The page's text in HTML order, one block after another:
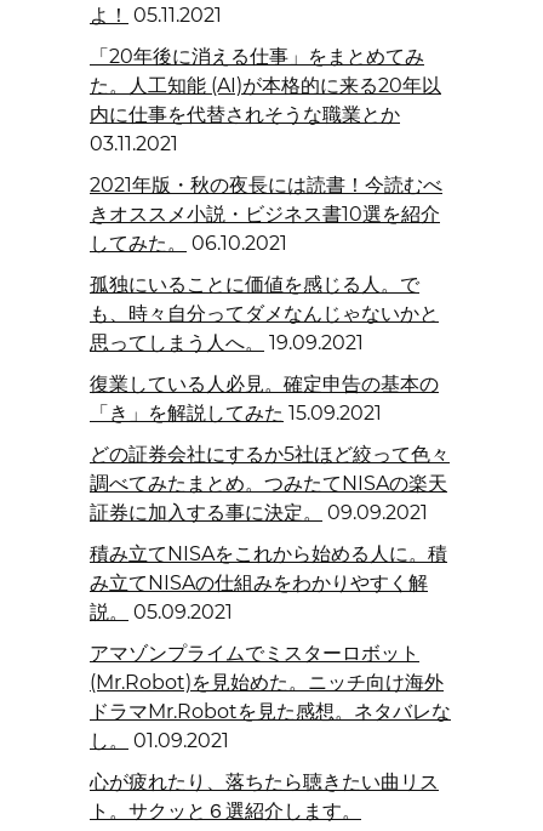
よ！ 05.11.2021
「20年後に消える仕事」をまとめてみ
た。人工知能 (AI)が本格的に来る20年以
内に仕事を代替されそうな職業とか
03.11.2021
2021年版・秋の夜長には読書！今読むべ
きオススメ小説・ビジネス書10選を紹介
してみた。
06.10.2021
孤独にいることに価値を感じる人。で
も、時々自分ってダメなんじゃないかと
思ってしまう人へ。
19.09.2021
復業している人必見。確定申告の基本の
「き」を解説してみた 15.09.2021
どの証券会社にするか5社ほど絞って色々
調べてみたまとめ。つみたてNISAの楽天
証券に加入する事に決定。
09.09.2021
積み立てNISAをこれから始める人に。積
み立てNISAの仕組みをわかりやすく解
説。
05.09.2021
アマゾンプライムでミスターロボット
(Mr.Robot)を見始めた。ニッチ向け海外
ドラマMr.Robotを見た感想。ネタバレな
し。
01.09.2021
心が疲れたり、落ちたら聴きたい曲リス
ト。サクッと６選紹介します。